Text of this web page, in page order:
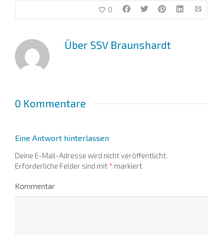
0
Über SSV Braunshardt
0 Kommentare
Eine Antwort hinterlassen
Deine E-Mail-Adresse wird nicht veröffentlicht.
Erforderliche Felder sind mit * markiert
Kommentar